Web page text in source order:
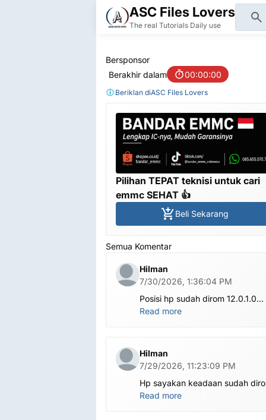
ASC Files Lovers
The real Tutorials Daily use
Bersponsor
Berakhir dalam
00:00:00
Beriklan diASC Files Lovers
Pilihan TEPAT teknisi untuk cari
emmc SEHAT 👍
Beli Sekarang
Semua Komentar
Hilman
7/30/2026, 1:36:04 PM
Posisi hp sudah dirom 12.0.1.0
.habis ubl apa perlu flash Rom
Read more
Hilman
7/29/2026, 11:23:09 PM
Hp sayakan keadaan sudah
global.apa harus ditest poin dlu
Read more